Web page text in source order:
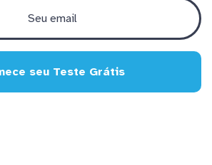
seu Teste Grátis